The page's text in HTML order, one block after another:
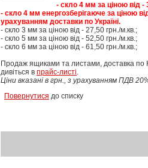
- скло 4 мм за ціною від -
- скло 4 мм енергозберігаюче за ціною
урахуванням доставки по Україні.
- скло 3 мм за ціною від - 27,50 грн./м.кв.;
- скло 5 мм за ціною від - 52,50 грн./м.кв.;
- скло 6 мм за ціною від - 61,50 грн./м.кв.;
Продаж ящиками та листами, доставка по
дивіться в прайс-листі.
Ціни вказані в грн., з урахуванням ПДВ
Повернутися до списку